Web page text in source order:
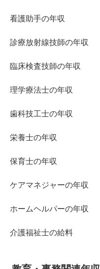
看護助手の年収
診療放射線技師の年収
臨床検査技師の年収
理学療法士の年収
歯科技工士の年収
栄養士の年収
保育士の年収
ケアマネジャーの年収
ホームヘルパーの年収
介護福祉士の給料